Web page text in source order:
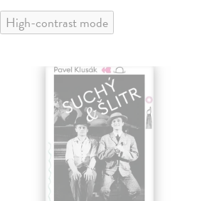
High-contrast mode